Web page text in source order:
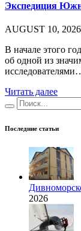
Экспедиция
AUGUST 10, 2026
В начале этого
об одной из
Читать далее
Последние статьи
2026